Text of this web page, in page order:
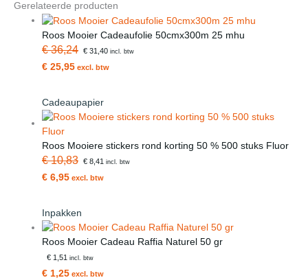
Gerelateerde producten
Roos Mooier Cadeaufolie 50cmx300m 25 mhu
€ 36,24 € 31,40incl. btw
€ 25,95 excl. btw
Cadeaupapier
Roos Mooiere stickers rond korting 50 % 500 stuks Fluor
€ 10,83 € 8,41 incl. btw
€ 6,95 excl. btw
Inpakken
Roos Mooier Cadeau Raffia Naturel 50 gr
€ 1,51incl. btw
€ 1,25 excl. btw